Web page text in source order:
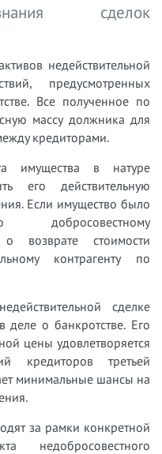
сделок
недействительной
предусмотренных
Все полученное по
массу должника для
кредиторами.
имущества в натуре
его действительную
Если имущество было
добросовестному
возврате стоимости
контрагенту по
сделке
деле о банкротстве. Его
цены удовлетворяется
кредиторов третьей
минимальные шансы на
за рамки конкретной
недобросовестного